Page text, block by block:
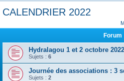
CALENDRIER 2022
Forum
Hydralagou 1 et 2 octobre 2022
Sujets : 6
Journée des associations : 3
Sujets : 2